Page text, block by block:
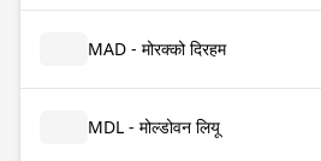
MAD - मोरक्को दिरहम
MDL - मोल्डोवन लियू